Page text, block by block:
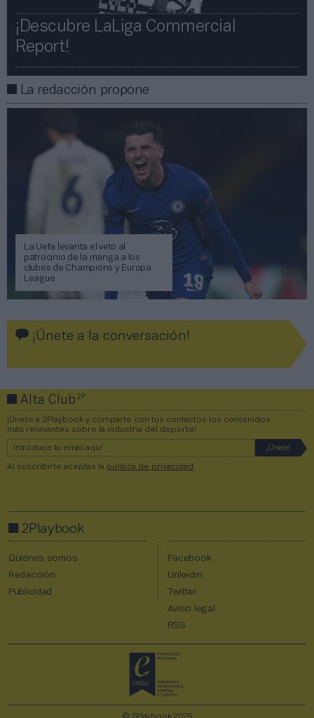
¡Descubre LaLiga Commercial
Report!​​
La redacción propone
La Uefa levanta el veto al
patrocinio de la manga a los
clubes de Champions y Europa
League
¡Únete a la conversación!
Alta Club2P
¡Únete a 2Playbook y comparte con tus contactos los contenidos
más relevantes sobre la industria del deporte!
Al suscribirte aceptas la política de privacidad
2Playbook
Quiénes somos
Redacción
Publicidad
Facebook
Linkedin
Twitter
Aviso legal
RSS